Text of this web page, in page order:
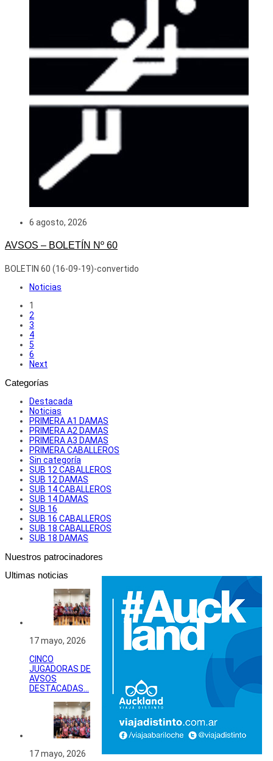
6 agosto, 2026
AVSOS – BOLETÍN Nº 60
BOLETIN 60 (16-09-19)-convertido
Noticias
1
2
3
4
5
6
Next
Categorías
Destacada
Noticias
PRIMERA A1 DAMAS
PRIMERA A2 DAMAS
PRIMERA A3 DAMAS
PRIMERA CABALLEROS
Sin categoría
SUB 12 CABALLEROS
SUB 12 DAMAS
SUB 14 CABALLEROS
SUB 14 DAMAS
SUB 16
SUB 16 CABALLEROS
SUB 18 CABALLEROS
SUB 18 DAMAS
Nuestros patrocinadores
Ultimas noticias
17 mayo, 2026
CINCO
JUGADORAS DE
AVSOS
DESTACADAS...
17 mayo, 2026